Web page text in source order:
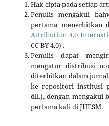
Hak cipta pada setiap
Penulis mengakui
pertama menerbitkan
Attribution 4.0
CC BY 4.0) .
Penulis dapat
mengatur distribusi
diterbitkan dalam
ke repositori institusi
dll.), dengan mengakui
pertama kali di JHESM.